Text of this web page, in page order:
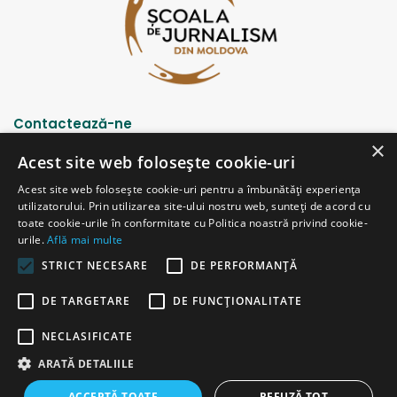
Contactează-ne
Strada Șciusev, 53
2012 Chișinău, Republica Moldova
tel: (+373 22) 213652, 227539
fax: (+373 22) 226681
Email: redactia@ijc.md
FacebookYouTubeInstagramTelegram
×
Acest site web folosește cookie-uri
Acest site web folosește cookie-uri pentru a îmbunătăți experiența
utilizatorului. Prin utilizarea site-ului nostru web, sunteți de acord cu
toate cookie-urile în conformitate cu Politica noastră privind cookie-
urile.Află mai multe
STRICT NECESARE
DE PERFORMANȚĂ
DE TARGETARE DE FUNCŢIONALITATE
NECLASIFICATE
ARATĂ DETALIILE